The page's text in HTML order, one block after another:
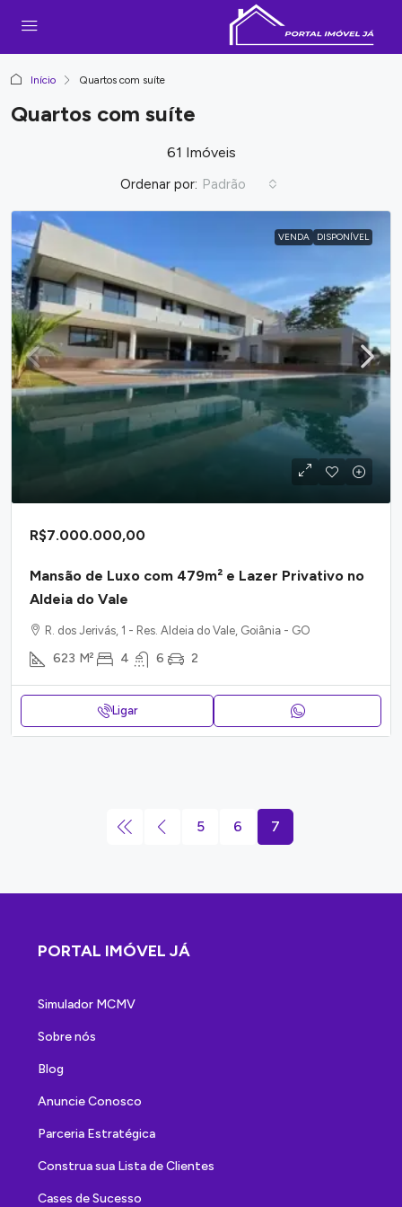
Início Quartos com suíte
Quartos com suíte
61 Imóveis
Ordenar por: Padrão
VENDA DISPONÍVEL
R$7.000.000,00
Mansão de Luxo com 479m² e Lazer Privativo no
Aldeia do Vale
R. dos Jerivás, 1 - Res. Aldeia do Vale, Goiânia - GO
623 M² 4 6 2
Ligar
5 6 7
PORTAL IMÓVEL JÁ
Simulador MCMV
Sobre nós
Blog
Anuncie Conosco
Parceria Estratégica
Construa sua Lista de Clientes
Cases de Sucesso